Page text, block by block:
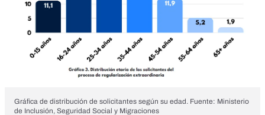
Gráfica de distribución de solicitantes según su edad. Fuente: Ministerio
de Inclusión, Seguridad Social y Migraciones